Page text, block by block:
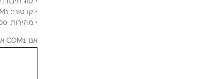
• קו טורי: COM1
• מהירות: 9600
אם COM1 אינו פועל, יהיה עליך לנסות להשתמש ב- COM2, COM3, COM4 או הבא.